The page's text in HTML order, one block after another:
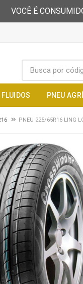
VOCÊ É
PNEU
PNEU 225/65R16 LING